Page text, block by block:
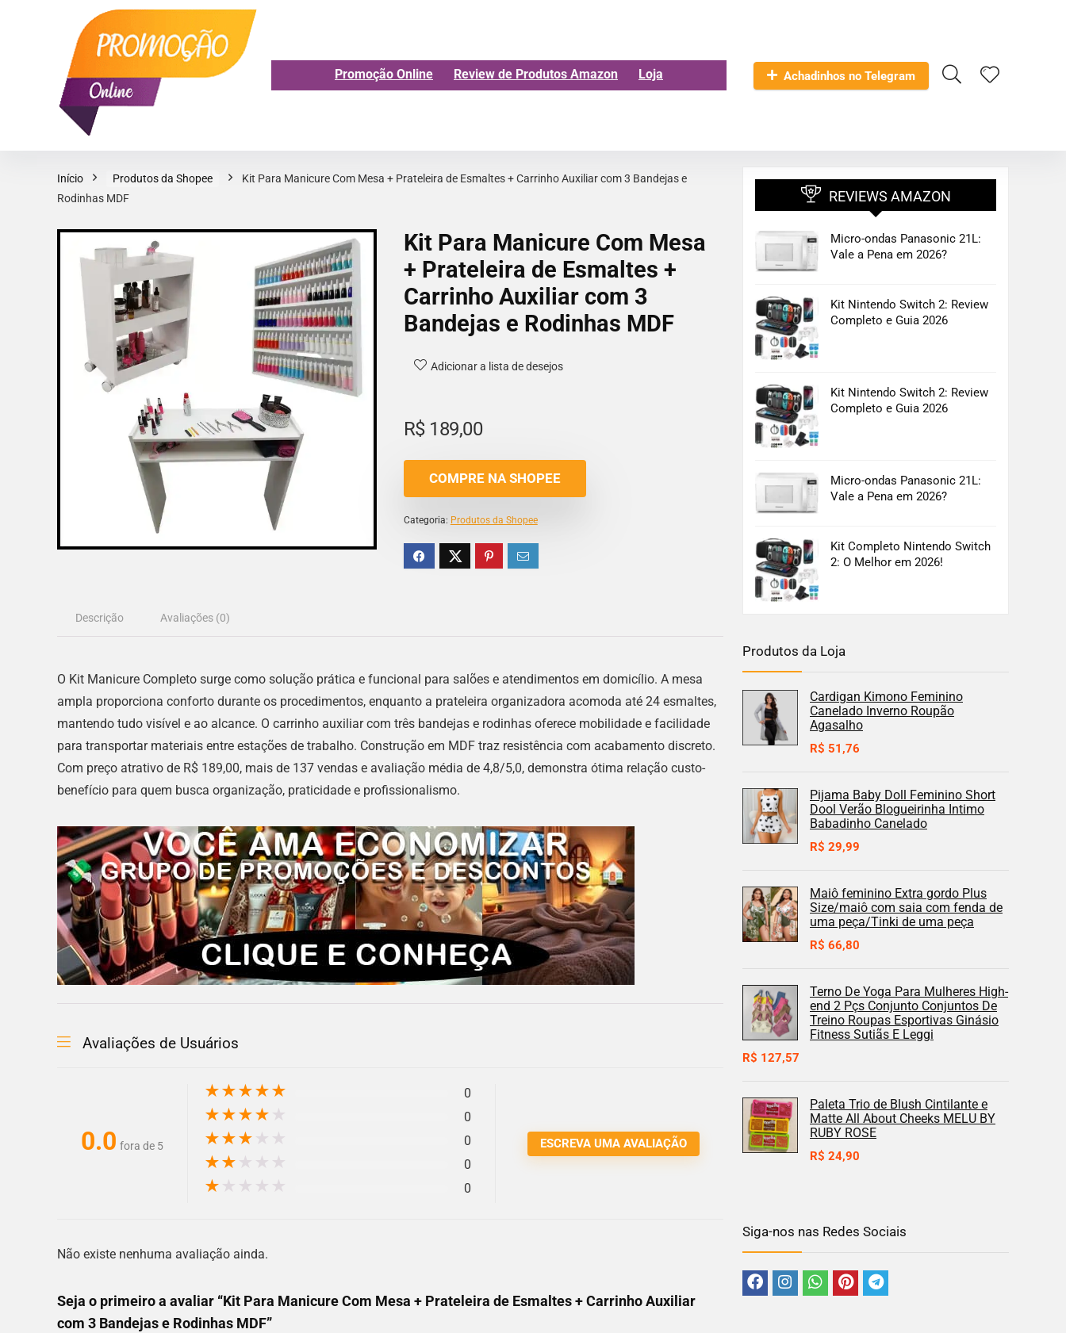
Promoção Online Review de Produtos Amazon Loja Achadinhos no Telegram
Início Produtos da Shopee
Kit Para Manicure Com Mesa + Prateleira de Esmaltes + Carrinho Auxiliar com 3 Bandejas e
Rodinhas MDF
Kit Para Manicure Com Mesa
+ Prateleira de Esmaltes +
Carrinho Auxiliar com 3
Bandejas e Rodinhas MDF
Adicionar a lista de desejos
R$189,00
COMPRE NA SHOPEE
Categoria: Produtos da Shopee
Descrição Avaliações (0)
O Kit Manicure Completo surge como solução prática e funcional para salões e atendimentos em domicílio. A mesa
ampla proporciona conforto durante os procedimentos, enquanto a prateleira organizadora acomoda até 24 esmaltes,
mantendo tudo visível e ao alcance. O carrinho auxiliar com três bandejas e rodinhas oferece mobilidade e facilidade
para transportar materiais entre estações de trabalho. Construção em MDF traz resistência com acabamento discreto.
Com preço atrativo de R$ 189,00, mais de 137 vendas e avaliação média de 4,8/5,0, demonstra ótima relação custo-
benefício para quem busca organização, praticidade e profissionalismo.
Avaliações de Usuários
0.0 fora de 5
★★★★★ 0
★★★★ ★ 0
★★★ ★ ★ 0
★★ ★ ★ ★ 0
★ ★ ★ ★ ★ 0
ESCREVA UMA AVALIAÇÃO
Não existe nenhuma avaliação ainda.
Seja o primeiro a avaliar “Kit Para Manicure Com Mesa + Prateleira de Esmaltes + Carrinho Auxiliar
com 3 Bandejas e Rodinhas MDF”
REVIEWS AMAZON
Micro-ondas Panasonic 21L:
Vale a Pena em 2026?
Kit Nintendo Switch 2: Review
Completo e Guia 2026
Kit Nintendo Switch 2: Review
Completo e Guia 2026
Micro-ondas Panasonic 21L:
Vale a Pena em 2026?
Kit Completo Nintendo Switch
2: O Melhor em 2026!
Produtos da Loja
Cardigan Kimono Feminino
Canelado Inverno Roupão
Agasalho
R$ 51,76
Pijama Baby Doll Feminino Short
Dool Verão Blogueirinha Intimo
Babadinho Canelado
R$ 29,99
Maiô feminino Extra gordo Plus
Size/maiô com saia com fenda de
uma peça/Tinki de uma peça
R$ 66,80
Terno De Yoga Para Mulheres High-
end 2 Pçs Conjunto Conjuntos De
Treino Roupas Esportivas Ginásio
Fitness Sutiãs E Leggi
R$ 127,57
Paleta Trio de Blush Cintilante e
Matte All About Cheeks MELU BY
RUBY ROSE
R$ 24,90
Siga-nos nas Redes Sociais